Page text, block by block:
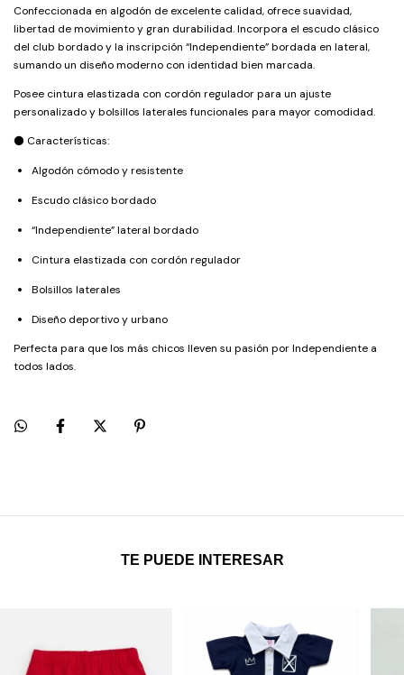
Confeccionada en algodón de excelente calidad, ofrece suavidad,
libertad de movimiento y gran durabilidad. Incorpora el escudo clásico
del club bordado y la inscripción “Independiente” bordada en lateral,
sumando un diseño moderno con identidad bien marcada.
Posee cintura elastizada con cordón regulador para un ajuste
personalizado y bolsillos laterales funcionales para mayor comodidad.
⚫ Características:
Algodón cómodo y resistente
Escudo clásico bordado
“Independiente” lateral bordado
Cintura elastizada con cordón regulador
Bolsillos laterales
Diseño deportivo y urbano
Perfecta para que los más chicos lleven su pasión por Independiente a
todos lados.
TE PUEDE INTERESAR